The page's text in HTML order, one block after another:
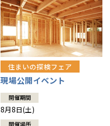
住まいの探検フェア
現場公開イベント
開催期間
8月8日(土)
開催場所